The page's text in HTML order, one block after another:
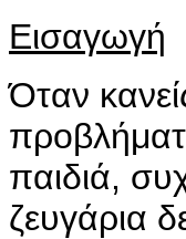
Εισαγωγή
Όταν
παιδιά,
ζευγάρια